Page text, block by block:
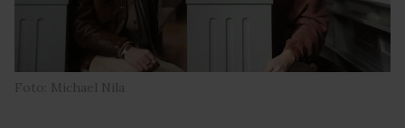
Foto: Michael Nila